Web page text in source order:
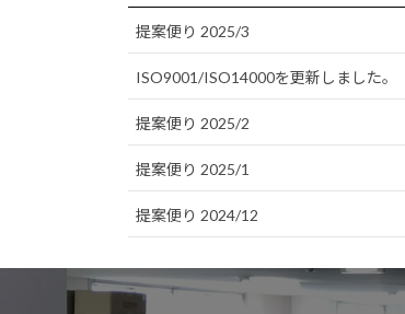
提案便り 2025/3
ISO9001/ISO14000を更新しました。
提案便り 2025/2
提案便り 2025/1
提案便り 2024/12